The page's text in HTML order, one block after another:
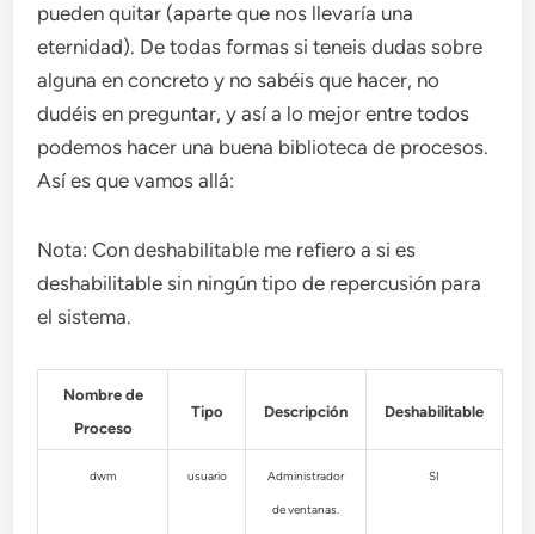
pueden quitar (aparte que nos llevaría una
eternidad). De todas formas si teneis dudas sobre
alguna en concreto y no sabéis que hacer, no
dudéis en preguntar, y así a lo mejor entre todos
podemos hacer una buena biblioteca de procesos.
Así es que vamos allá:
Nota: Con deshabilitable me refiero a si es
deshabilitable sin ningún tipo de repercusión para
el sistema.
Nombre de
Proceso
Tipo Descripción Deshabilitable
dwm usuario Administrador
de ventanas.
SI